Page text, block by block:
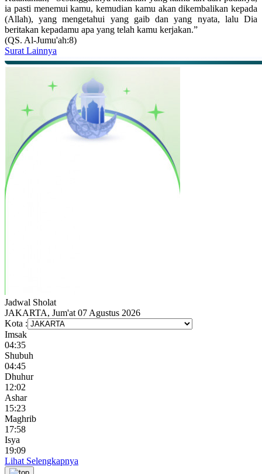
ia pasti menemui kamu, kemudian kamu akan dikembalikan kepada
(Allah), yang mengetahui yang gaib dan yang nyata, lalu Dia
beritakan kepadamu apa yang telah kamu kerjakan.”
(QS. Al-Jumu'ah:8)
Surat Lainnya
Jadwal Sholat
JAKARTA, Jum'at 07 Agustus 2026
Kota :
Imsak
04:35
Shubuh
04:45
Dhuhur
12:02
Ashar
15:23
Maghrib
17:58
Isya
19:09
Lihat Selengkapnya